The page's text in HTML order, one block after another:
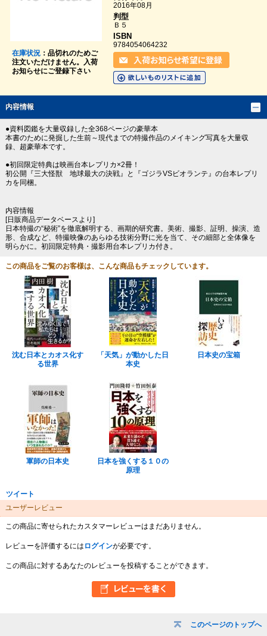
このページのトップへ
在庫状況：品切れのためご
注文いただけません。入荷
お知らせにご登録下さい
2016年08月
判型
Ｂ５
ISBN
9784054064232
内容情報
●資料図鑑を大量収録した全368ページの豪華本
本書のために発掘した生前～現代までの特撮作品のメイキング写真を大量収
録、超豪華本です。
●初回限定特典は映画台本レプリカ×2冊！
初公開『三大怪獣 地球最大の決戦』と『ゴジラVSビオランテ』の台本レプリ
カを同梱。
内容情報
[日販商品データベースより]
日本特撮の“秘術”を徹底解明する、画期的研究書。美術、撮影、証明、操演、造
形、合成など、特撮映像のあらゆる技術分野に光を当て、その細部と全体像を
明らかに。初回限定特典・撮影用台本レプリカ付き。
この商品をご覧のお客様は、こんな商品もチェックしています。
沈む日本とカオス化す
る世界
「天気」が動かした日
本史
日本史の宝箱
軍師の日本史
日本を強くする１０の
原理
ツイート
ユーザーレビュー
この商品に寄せられたカスタマーレビューはまだありません。
レビューを評価するには ログインが必要です。
この商品に対するあなたのレビューを投稿することができます。